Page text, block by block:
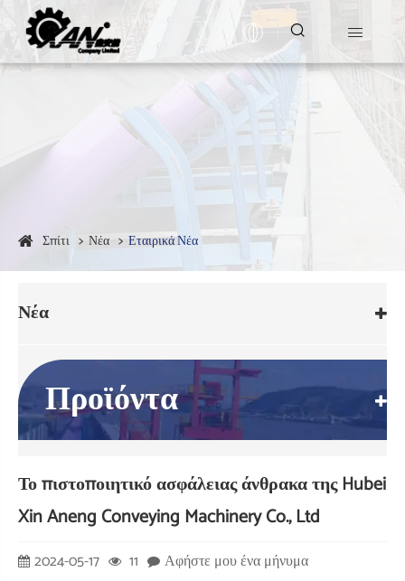
 
Σπίτι Νέα Εταιρικά Νέα
Νέα
Προϊόντα
Το πιστοποιητικό ασφάλειας άνθρακα της Hubei
Xin Aneng Conveying Machinery Co., Ltd
2024-05-17 11
Αφήστε μου ένα μήνυμα